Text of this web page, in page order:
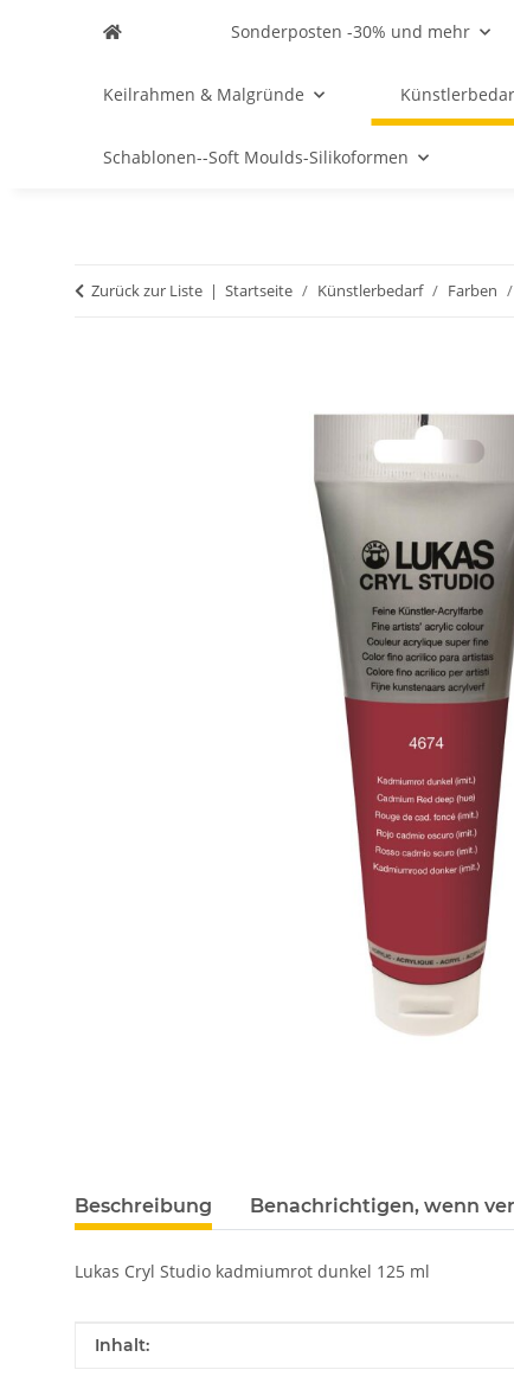
Sonderposten -30% und mehr
Keilrahmen & Malgründe
Schablonen--Soft Moulds-Silikoformen
Zurück zur Liste Startseite Künstlerbedarf Farben
Beschreibung Benachrichtigen, wenn
Lukas Cryl Studio kadmiumrot dunkel 125 ml
Produkteigenschaft
Wert
Inhalt: